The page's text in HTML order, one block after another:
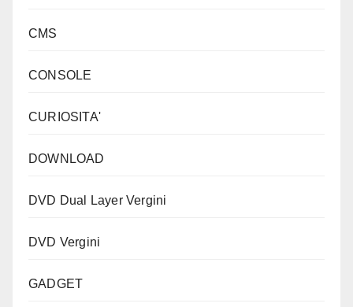
CMS
CONSOLE
CURIOSITA'
DOWNLOAD
DVD Dual Layer Vergini
DVD Vergini
GADGET